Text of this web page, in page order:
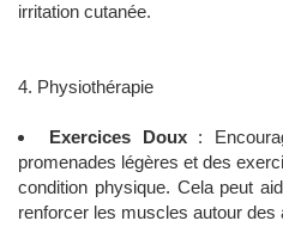
irritation cutanée.
4. Physiothérapie
Exercices Doux:
promenades légères et des
condition physique. Cela peut
renforcer les muscles autour des